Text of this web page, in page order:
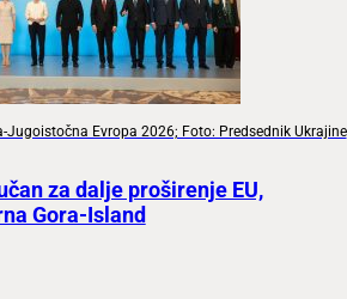
Jugoistočna Evropa 2026; Foto: Predsednik Ukrajine
za dalje proširenje EU,
Gora-Island